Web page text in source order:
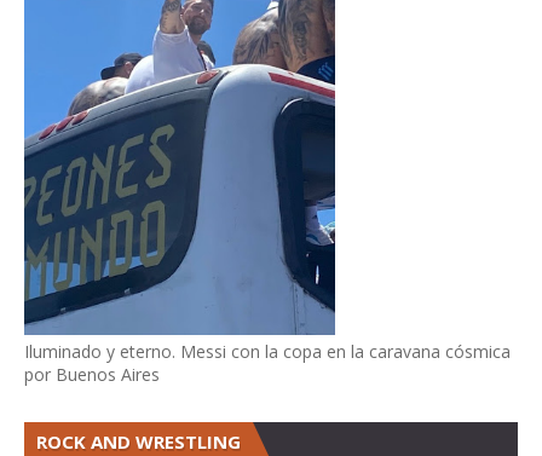
Iluminado y eterno. Messi con la copa en la caravana cósmica
por Buenos Aires
ROCK AND WRESTLING